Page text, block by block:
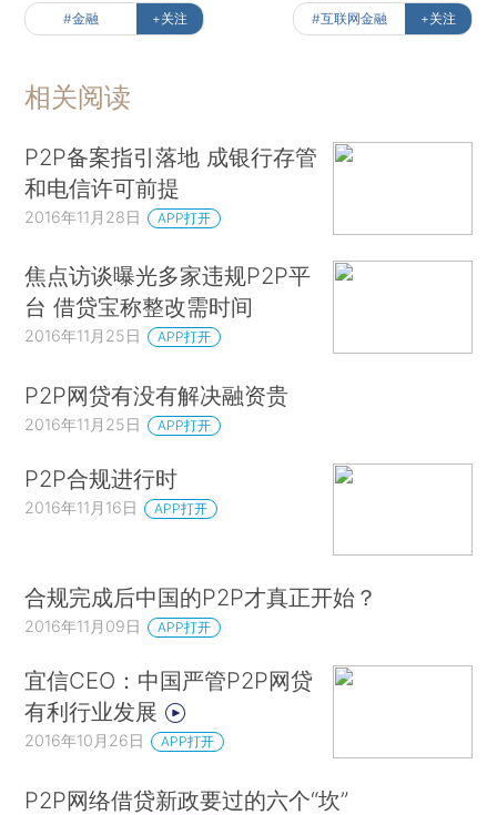
#金融 +关注 #互联网金融 +关注
相关阅读
P2P备案指引落地 成银行存管
和电信许可前提
2016年11月28日 APP打开
焦点访谈曝光多家违规P2P平
台 借贷宝称整改需时间
2016年11月25日 APP打开
P2P网贷有没有解决融资贵
2016年11月25日 APP打开
P2P合规进行时
2016年11月16日 APP打开
合规完成后中国的P2P才真正开始？
2016年11月09日 APP打开
宜信CEO：中国严管P2P网贷
有利行业发展
2016年10月26日 APP打开
P2P网络借贷新政要过的六个“坎”